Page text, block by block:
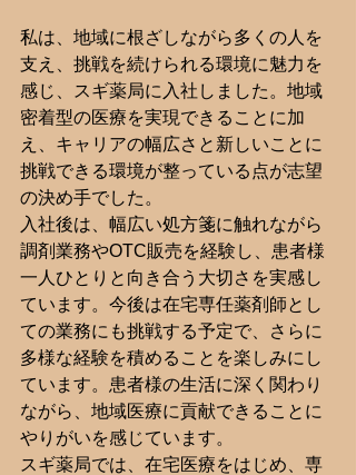
私は、地域に根ざしながら多くの人を
支え、挑戦を続けられる環境に魅力を
感じ、スギ薬局に入社しました。地域
密着型の医療を実現できることに加
え、キャリアの幅広さと新しいことに
挑戦できる環境が整っている点が志望
の決め手でした。
入社後は、幅広い処方箋に触れながら
調剤業務やOTC販売を経験し、患者様
一人ひとりと向き合う大切さを実感し
ています。今後は在宅専任薬剤師とし
ての業務にも挑戦する予定で、さらに
多様な経験を積めることを楽しみにし
ています。患者様の生活に深く関わり
ながら、地域医療に貢献できることに
やりがいを感じています。
スギ薬局では、在宅医療をはじめ、専